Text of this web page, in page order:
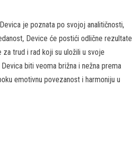
je poznata po svojoj analitičnosti,
Device će postići odlične rezultate
trud i rad koji su uložili u svoje
biti veoma brižna i nežna prema
emotivnu povezanost i harmoniju u